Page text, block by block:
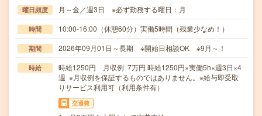
曜日頻度 月～金／週3日 ※必ず勤務する曜日：月
時間 10:00-16:00（休憩60分）実働5時間（残業少なめ！）
期間 2026年09月01日～長期 ※開始日相談OK ※9月～！
時給
時給1250円 月収例 7万円 時給1250円×実働5h×週3日×4
週 ※月収例を保証するものではありません。※給与即受取
りサービス利用可（利用条件有）
交通費